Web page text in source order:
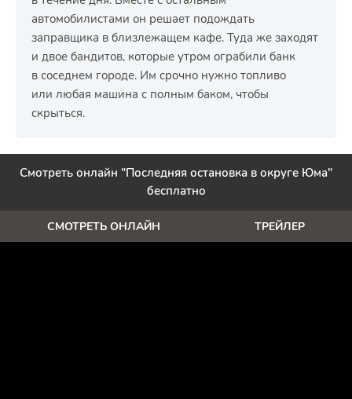
автомобилистами он решает подождать
заправщика в близлежащем кафе. Туда же заходят
и двое бандитов, которые утром ограбили банк
в соседнем городе. Им срочно нужно топливо
или любая машина с полным баком, чтобы
скрыться.
Смотреть онлайн "Последняя остановка в округе Юма"
бесплатно
СМОТРЕТЬ ОНЛАЙН ТРЕЙЛЕР